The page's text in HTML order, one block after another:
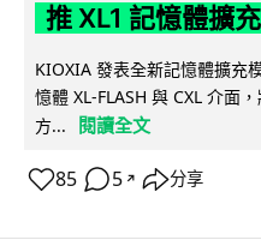
推 XL1 記憶體擴
KIOXIA 發表全新記憶體擴充
憶體 XL-FLASH 與 CXL 介面
方...
閱讀全文
85 5 ↗ 分享